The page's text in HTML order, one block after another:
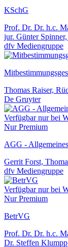
KSchG
Prof. Dr. Dr. h.c.
jur. Günter
dfv Mediengruppe
Thomas Raiser,
De Gruyter
Verfügbar nur bei
Nur Premium
AGG -
Gerrit Forst,
dfv Mediengruppe
Verfügbar nur bei
Nur Premium
BetrVG
Prof. Dr. Dr. h.c.
Dr. Steffen Klumpp